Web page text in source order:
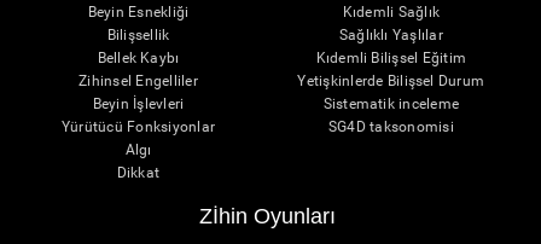
Beyin Esnekliği
Bilişsellik
Bellek Kaybı
Zihinsel Engelliler
Beyin İşlevleri
Yürütücü Fonksiyonlar
Algı
Dikkat
Kıdemli Sağlık
Sağlıklı Yaşlılar
Kıdemli Bilişsel Eğitim
Yetişkinlerde Bilişsel Durum
Sistematik inceleme
SG4D taksonomisi
Zİhin Oyunları